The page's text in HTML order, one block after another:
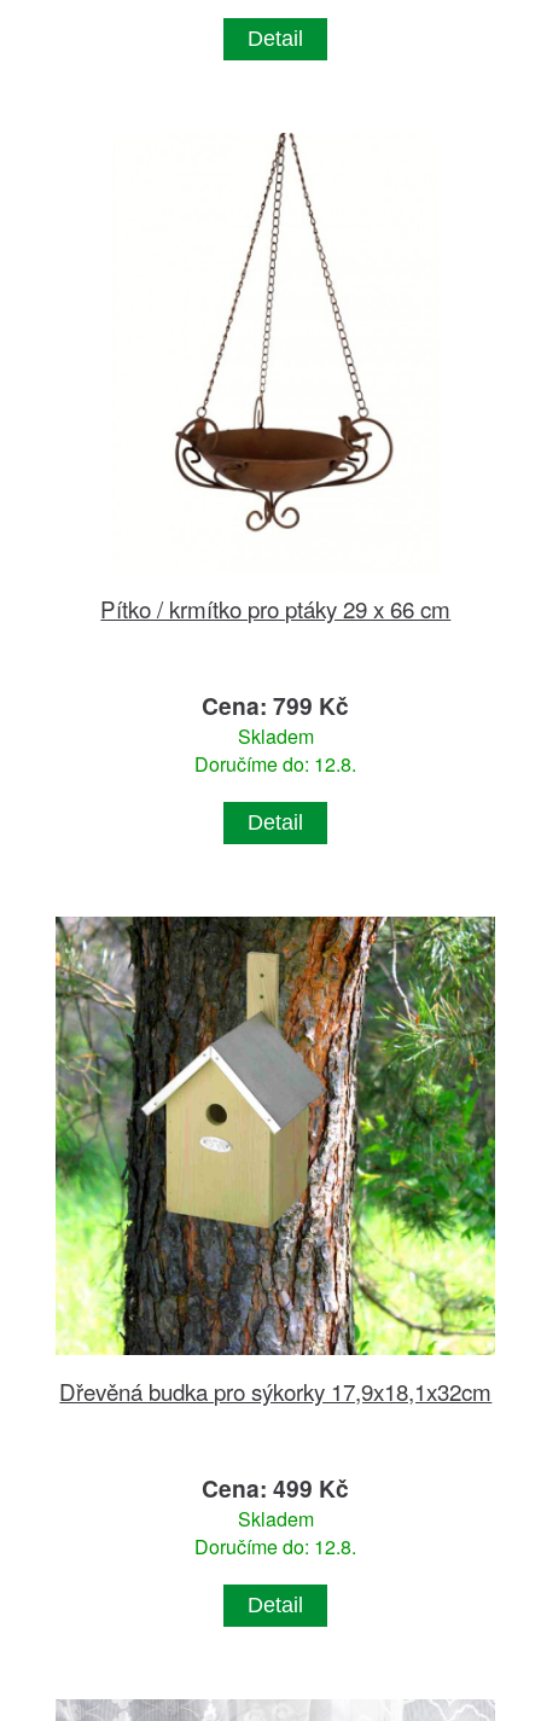
Detail
Pítko / krmítko pro ptáky 29 x 66 cm
Cena: 799 Kč
Skladem
Doručíme do: 12.8.
Detail
Dřevěná budka pro sýkorky 17,9x18,1x32cm
Cena: 499 Kč
Skladem
Doručíme do: 12.8.
Detail